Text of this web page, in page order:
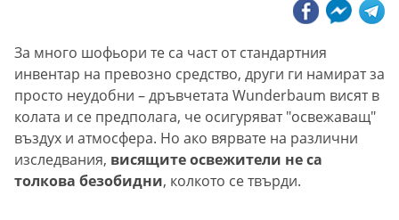
За много шофьори те са част от стандартния
инвентар на превозно средство, други ги намират за
просто неудобни – дръвчетата Wunderbaum висят в
колата и се предполага, че осигуряват "освежаващ"
въздух и атмосфера. Но ако вярвате на различни
изследвания, висящите освежители не са
толкова безобидни, колкото се твърди.